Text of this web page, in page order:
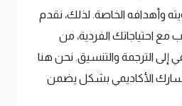
وأهدافه الخاصة. لذلك، نقدم
احتياجاتك الفردية، من
إلى الترجمة والتنسيق. نحن هنا
الأكاديمي بشكل يضمن